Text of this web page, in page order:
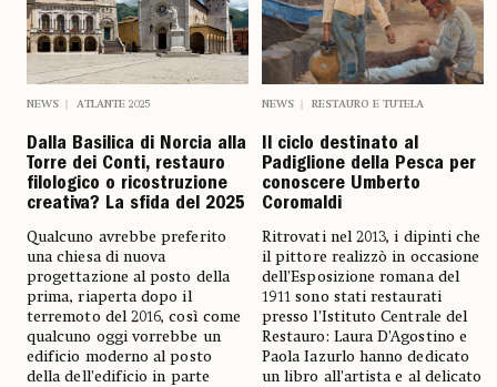
NEWS ATLANTE 2025
Dalla Basilica di Norcia alla
Torre dei Conti, restauro
filologico o ricostruzione
creativa? La sfida del 2025
Qualcuno avrebbe preferito
una chiesa di nuova
progettazione al posto della
prima, riaperta dopo il
terremoto del 2016, così come
qualcuno oggi vorrebbe un
edificio moderno al posto
della dell’edificio in parte
NEWS RESTAURO E TUTELA
Il ciclo destinato al
Padiglione della Pesca per
conoscere Umberto
Coromaldi
Ritrovati nel 2013, i dipinti che
il pittore realizzò in occasione
dell’Esposizione romana del
1911 sono stati restaurati
presso l’Istituto Centrale del
Restauro: Laura D’Agostino e
Paola Iazurlo hanno dedicato
un libro all’artista e al delicato